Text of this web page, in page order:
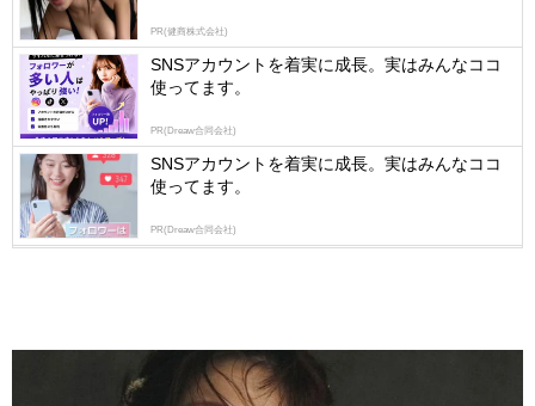
PR(健商株式会社)
SNSアカウントを着実に成長。実はみんなココ
使ってます。
PR(Dreaw合同会社)
SNSアカウントを着実に成長。実はみんなココ
使ってます。
PR(Dreaw合同会社)